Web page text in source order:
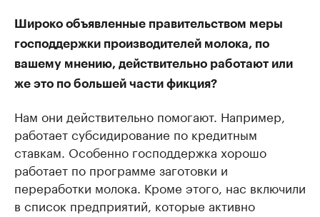
Широко объявленные правительством меры
господдержки производителей молока, по
вашему мнению, действительно работают или
же это по большей части фикция?
Нам они действительно помогают. Например,
работает субсидирование по кредитным
ставкам. Особенно господдержка хорошо
работает по программе заготовки и
переработки молока. Кроме этого, нас включили
в список предприятий, которые активно